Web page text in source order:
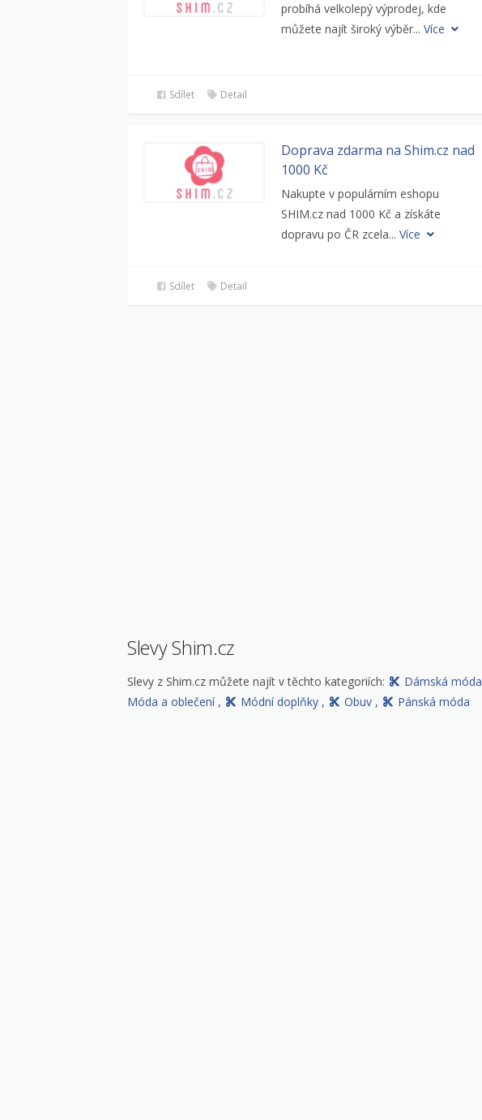
probíhá velkolepý výprodej, kde
můžete najít široký výběr... Více
Sdílet Detail
Doprava zdarma na Shim.cz nad
1000 Kč
Nakupte v populárním eshopu
SHIM.cz nad 1000 Kč a získáte
dopravu po ČR zcela... Více
Sdílet Detail
Slevy Shim.cz
Slevy z Shim.cz můžete najít v těchto kategoriích: Dámská móda
Móda a oblečení , Módní doplňky , Obuv , Pánská móda